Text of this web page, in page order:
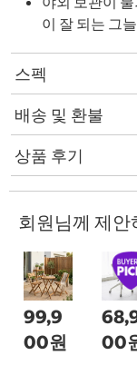
이 잘 되는 그
스펙
배송 및 환불
상품 후기
회원님께 제안
99,9
00원
00